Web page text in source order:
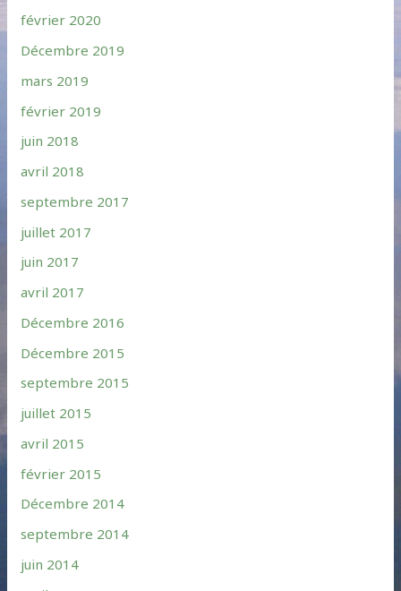
février 2020
Décembre 2019
mars 2019
février 2019
juin 2018
avril 2018
septembre 2017
juillet 2017
juin 2017
avril 2017
Décembre 2016
Décembre 2015
septembre 2015
juillet 2015
avril 2015
février 2015
Décembre 2014
septembre 2014
juin 2014